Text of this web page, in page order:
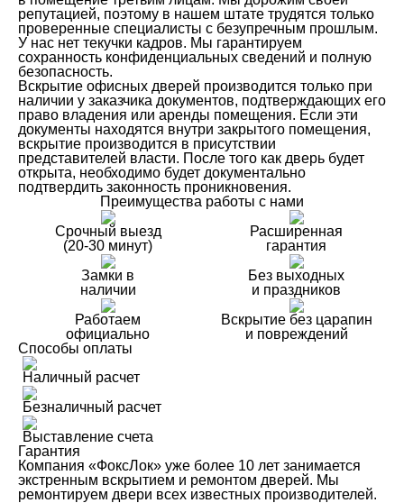
репутацией, поэтому в нашем штате трудятся только
проверенные специалисты с безупречным прошлым.
У нас нет текучки кадров. Мы гарантируем
сохранность конфиденциальных сведений и полную
безопасность.
Вскрытие офисных дверей производится только при
наличии у заказчика документов, подтверждающих его
право владения или аренды помещения. Если эти
документы находятся внутри закрытого помещения,
вскрытие производится в присутствии
представителей власти. После того как дверь будет
открыта, необходимо будет документально
подтвердить законность проникновения.
Преимущества работы с нами
Срочный выезд
(20-30 минут)
Расширенная
гарантия
Замки в
наличии
Без выходных
и праздников
Работаем
официально
Вскрытие без царапин
и повреждений
Способы оплаты
Наличный расчет
Безналичный расчет
Выставление счета
Гарантия
Компания «ФоксЛок» уже более 10 лет занимается
экстренным вскрытием и ремонтом дверей. Мы
ремонтируем двери всех известных производителей.